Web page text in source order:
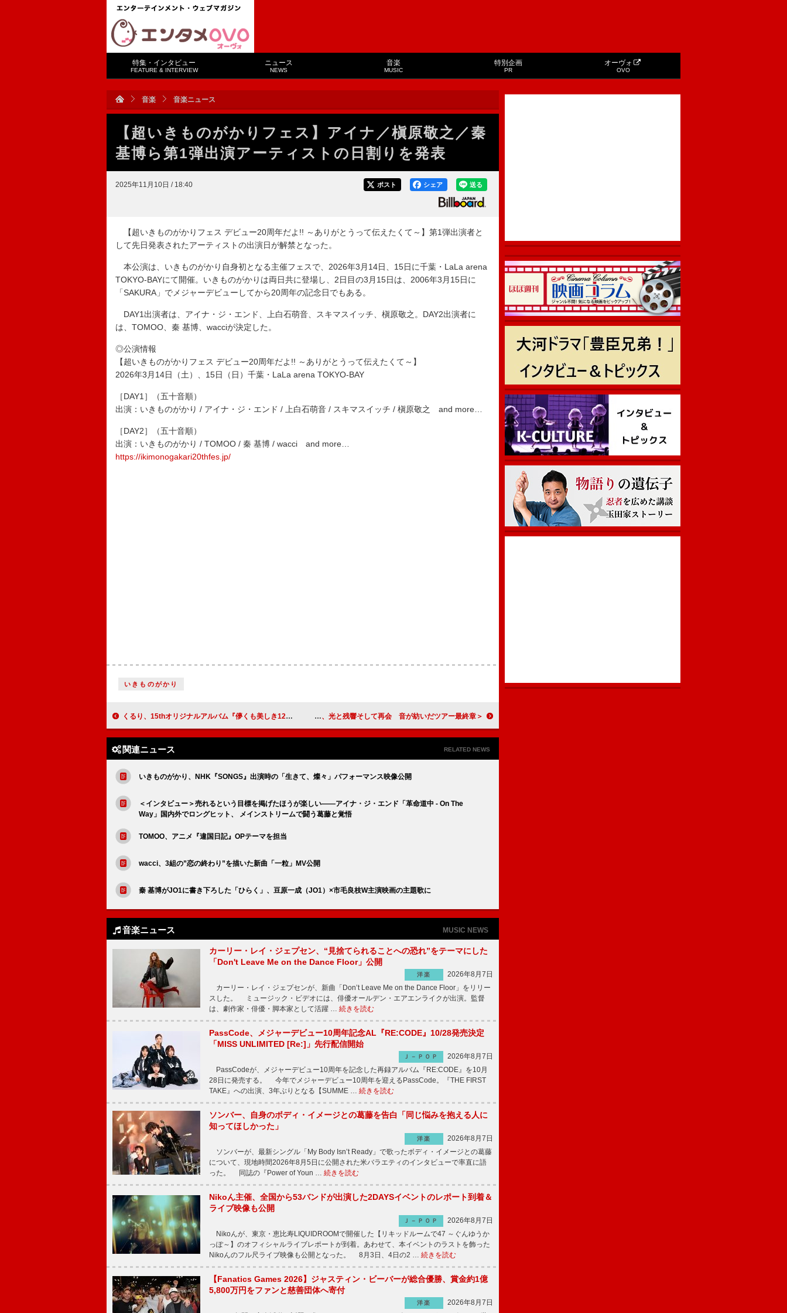
特集・インタビュー
FEATURE & INTERVIEW
ニュース
NEWS
音楽
MUSIC
特別企画
PR
オーヴォ
OVO
音楽 音楽ニュース
【超いきものがかりフェス】アイナ／槇原敬之／秦
基博ら第1弾出演アーティストの日割りを発表
2025年11月10日 / 18:40 送る
シェア
ポスト
【超いきものがかりフェス デビュー20周年だよ!! ～ありがとうって伝えたくて～】第1弾出演者と
して先日発表されたアーティストの出演日が解禁となった。
本公演は、いきものがかり自身初となる主催フェスで、2026年3月14日、15日に千葉・LaLa arena
TOKYO-BAYにて開催。いきものがかりは両日共に登場し、2日目の3月15日は、2006年3月15日に
「SAKURA」でメジャーデビューしてから20周年の記念日でもある。
DAY1出演者は、アイナ・ジ・エンド、上白石萌音、スキマスイッチ、槇原敬之。DAY2出演者に
は、TOMOO、秦 基博、wacciが決定した。
◎公演情報
【超いきものがかりフェス デビュー20周年だよ!! ～ありがとうって伝えたくて～】
2026年3月14日（土）、15日（日）千葉・LaLa arena TOKYO-BAY
［DAY1］（五十音順）
出演：いきものがかり / アイナ・ジ・エンド / 上白石萌音 / スキマスイッチ / 槇原敬之 and more…
［DAY2］（五十音順）
出演：いきものがかり / TOMOO / 秦 基博 / wacci and more…
https://ikimonogakari20thfes.jp/
いきものがかり
くるり、15thオリジナルアルバム『儚くも美しき12の変奏』2026年2月リリース決定＆収録曲「瀬戸の内」11/14先行配信 ＜ライブレポート＞Djo×ポスト・アニマル、光と残響そして再会 音が紡いだツアー最終章
関連ニュース RELATED NEWS
いきものがかり、NHK『SONGS』出演時の「生きて、燦々」パフォーマンス映像公開
＜インタビュー＞売れるという目標を掲げたほうが楽しい――アイナ・ジ・エンド「革命道中 - On The
Way」国内外でロングヒット、 メインストリームで闘う葛藤と覚悟
TOMOO、アニメ『違国日記』OPテーマを担当
wacci、3組の”恋の終わり”を描いた新曲「一粒」MV公開
秦 基博がJO1に書き下ろした「ひらく」、豆原一成（JO1）×市毛良枝W主演映画の主題歌に
音楽ニュース MUSIC NEWS
カーリー・レイ・ジェプセン、“見捨てられることへの恐れ”をテーマにした
「Don't Leave Me on the Dance Floor」公開
洋楽
2026年8月7日
カーリー・レイ・ジェプセンが、新曲「Don’t Leave Me on the Dance Floor」をリリー
スした。 ミュージック・ビデオには、俳優オールデン・エアエンライクが出演。監督
は、劇作家・俳優・脚本家として活躍 … 続きを読む
PassCode、メジャーデビュー10周年記念AL『RE:CODE』10/28発売決定
「MISS UNLIMITED [Re:]」先行配信開始
Ｊ－ＰＯＰ
2026年8月7日
PassCodeが、メジャーデビュー10周年を記念した再録アルバム『RE:CODE』を10月
28日に発売する。 今年でメジャーデビュー10周年を迎えるPassCode。『THE FIRST
TAKE』への出演、3年ぶりとなる【SUMME … 続きを読む
ソンバー、自身のボディ・イメージとの葛藤を告白「同じ悩みを抱える人に
知ってほしかった」
洋楽
2026年8月7日
ソンバーが、最新シングル「My Body Isn’t Ready」で歌ったボディ・イメージとの葛藤
について、現地時間2026年8月5日に公開された米バラエティのインタビューで率直に語
った。 同誌の『Power of Youn … 続きを読む
Nikoん主催、全国から53バンドが出演した2DAYSイベントのレポート到着＆
ライブ映像も公開
Ｊ－ＰＯＰ
2026年8月7日
Nikoんが、東京・恵比寿LIQUIDROOMで開催した【リキッドルームで47 ～ぐんゆうか
っぽ～】のオフィシャルライブレポートが到着。あわせて、本イベントのラストを飾った
Nikoんのフル尺ライブ映像も公開となった。 8月3日、4日の2 … 続きを読む
【Fanatics Games 2026】ジャスティン・ビーバーが総合優勝、賞金約1億
5,800万円をファンと慈善団体へ寄付
洋楽
2026年8月7日